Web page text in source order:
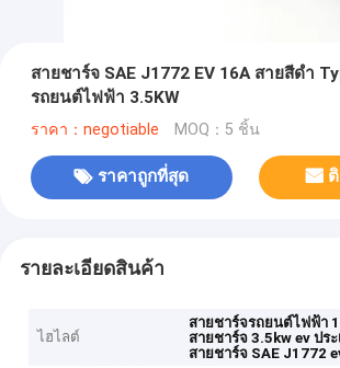
สายชาร์จ SAE J1772 EV 16A สายสีดำ
รถยนต์ไฟฟ้า 3.5KW
ราคา：negotiable MOQ：5 ชิ้น
ราคาถูกที่สุด
รายละเอียดสินค้า
ไฮไลต์
สายชาร์จรถยนต์ไฟฟ้า
สายชาร์จ 3.5kw ev ปร
สายชาร์จ SAE J1772